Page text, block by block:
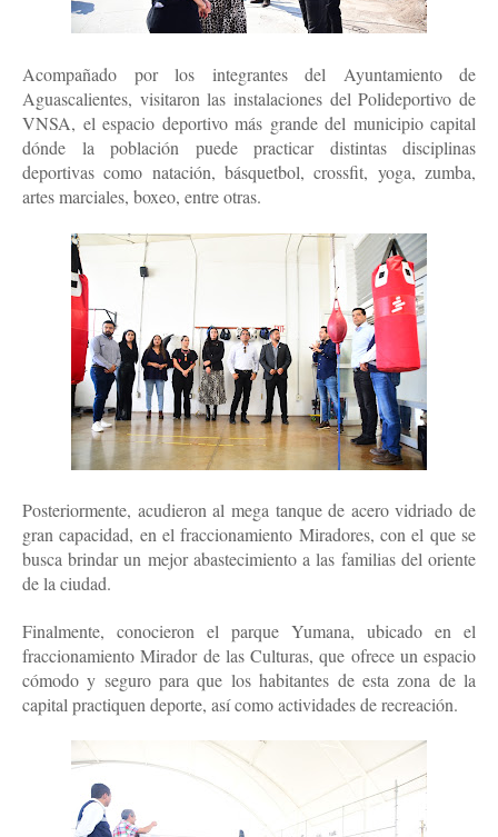
Acompañado por los integrantes del Ayuntamiento de
Aguascalientes, visitaron las instalaciones del Polideportivo de
VNSA, el espacio deportivo más grande del municipio capital
dónde la población puede practicar distintas disciplinas
deportivas como natación, básquetbol, crossfit, yoga, zumba,
artes marciales, boxeo, entre otras.
Posteriormente, acudieron al mega tanque de acero vidriado de
gran capacidad, en el fraccionamiento Miradores, con el que se
busca brindar un mejor abastecimiento a las familias del oriente
de la ciudad.
Finalmente, conocieron el parque Yumana, ubicado en el
fraccionamiento Mirador de las Culturas, que ofrece un espacio
cómodo y seguro para que los habitantes de esta zona de la
capital practiquen deporte, así como actividades de recreación.